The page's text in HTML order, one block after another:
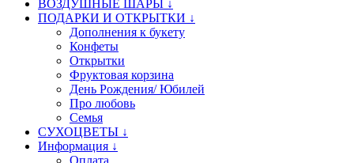
ВОЗДУШНЫЕ ШАРЫ ↓
ПОДАРКИ И ОТКРЫТКИ ↓
Дополнения к букету
Конфеты
Открытки
Фруктовая корзина
День Рождения/ Юбилей
Про любовь
Семья
СУХОЦВЕТЫ ↓
Информация ↓
Оплата